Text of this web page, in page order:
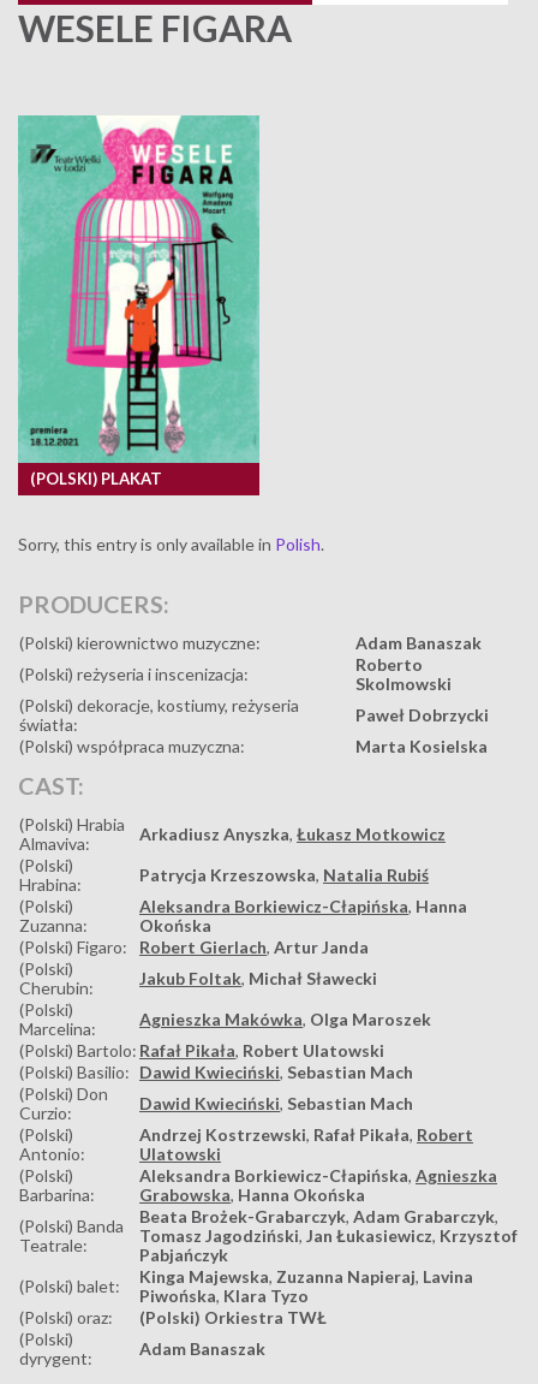
WESELE FIGARA
(POLSKI) PLAKAT
Sorry, this entry is only available in Polish.
PRODUCERS:
(Polski) kierownictwo muzyczne:
Adam Banaszak
(Polski) reżyseria i inscenizacja:
Roberto
Skolmowski
(Polski) dekoracje, kostiumy, reżyseria
światła:
Paweł Dobrzycki
(Polski) współpraca muzyczna:
Marta Kosielska
CAST:
(Polski) Hrabia
Almaviva:
Arkadiusz Anyszka, Łukasz Motkowicz
(Polski)
Hrabina:
Patrycja Krzeszowska, Natalia Rubiś
(Polski)
Zuzanna:
Aleksandra Borkiewicz-Cłapińska, Hanna
Okońska
(Polski) Figaro:
Robert Gierlach, Artur Janda
(Polski)
Cherubin:
Jakub Foltak, Michał Sławecki
(Polski)
Marcelina:
Agnieszka Makówka, Olga Maroszek
(Polski) Bartolo: Rafał Pikała, Robert Ulatowski
(Polski) Basilio: Dawid Kwieciński, Sebastian Mach
(Polski) Don
Curzio:
Dawid Kwieciński, Sebastian Mach
(Polski)
Antonio:
Andrzej Kostrzewski, Rafał Pikała, Robert
Ulatowski
(Polski)
Barbarina:
Aleksandra Borkiewicz-Cłapińska, Agnieszka
Grabowska, Hanna Okońska
(Polski) Banda
Teatrale:
Beata Brożek-Grabarczyk, Adam Grabarczyk,
Tomasz Jagodziński, Jan Łukasiewicz, Krzysztof
Pabjańczyk
(Polski) balet:
Kinga Majewska, Zuzanna Napieraj, Lavina
Piwońska, Klara Tyzo
(Polski) oraz:
(Polski) Orkiestra TWŁ
(Polski)
dyrygent:
Adam Banaszak